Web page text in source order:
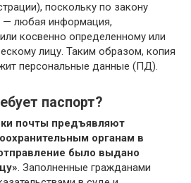
поскольку по закону
— любая информация,
косвенно определенному или
лицу. Таким образом, копия
персональные данные (ПД).
паспорт?
почты предъявляют
органам в
было выдано
. Заполненные гражданами